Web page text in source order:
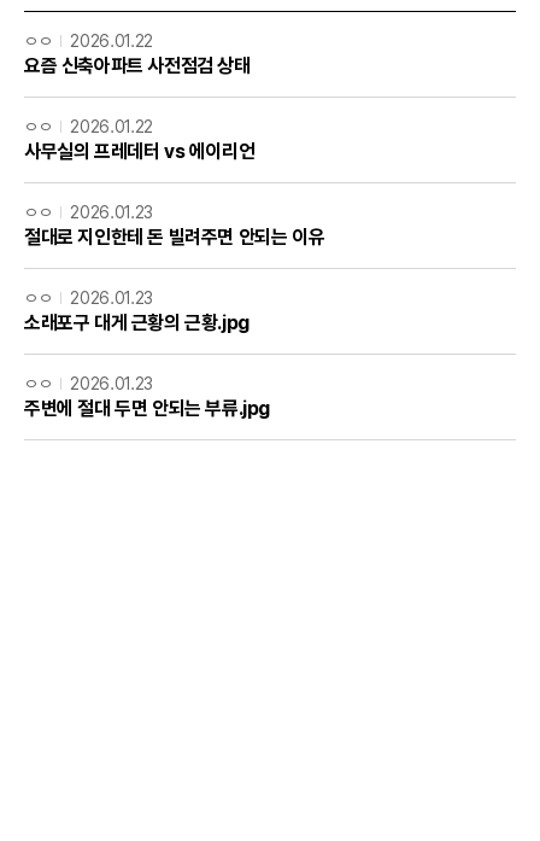
ㅇㅇ 2026.01.22
요즘 신축아파트 사전점검 상태
ㅇㅇ 2026.01.22
사무실의 프레데터 vs 에이리언
ㅇㅇ 2026.01.23
절대로 지인한테 돈 빌려주면 안되는 이유
ㅇㅇ 2026.01.23
소래포구 대게 근황의 근황.jpg
ㅇㅇ 2026.01.23
주변에 절대 두면 안되는 부류.jpg